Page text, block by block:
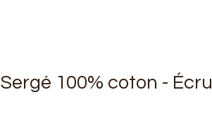
Sergé 100% coton - Écru